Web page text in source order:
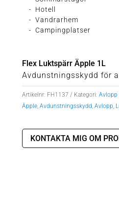
- Hotell
- Vandrarhem
- Campingplatser
Flex Luktspärr Äpple 1L
Avdunstningsskydd för
Artikelnr: FH1137 Kategori: Avlopp
Äpple, Avdunstningsskydd, Avlopp,
KONTAKTA MIG OM